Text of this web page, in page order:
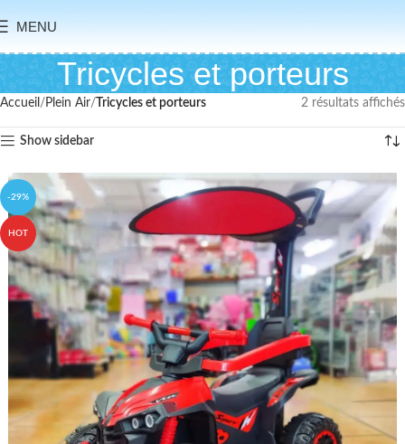
MENU
Tricycles et porteurs
Accueil Plein Air Tricycles et porteurs 2 résultats affichés
Show sidebar
-29%
HOT